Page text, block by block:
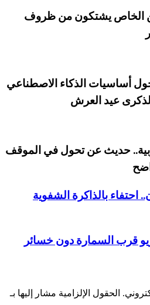
الخاص يشتكون من ظروف
أساسيات الذكاء الاصطناعي
لذكرى عيد العرش
حديث عن تحول في الموقف
احتفاء بالذاكرة الشفوية
قرب السمارة دون خسائر
الحقول الإلزامية مشار إليها بـ